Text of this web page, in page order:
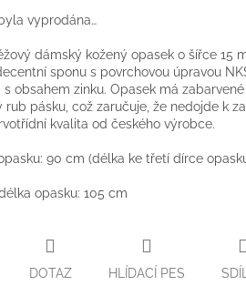
vyprodána…
dámský kožený opasek o šířce 15
sponu s povrchovou úpravou
s obsahem zinku. Opasek má
rub pásku, což zaručuje, že nedojde k
kvalita od českého výrobce.
90 cm (délka ke třetí dírce
opasku: 105 cm
DOTAZ HLÍDACÍ PES